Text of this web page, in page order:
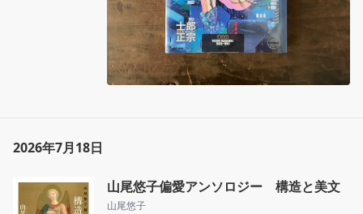
2026年7月18日
山尾悠子偏愛アンソロジー 構造と美文
山尾悠子